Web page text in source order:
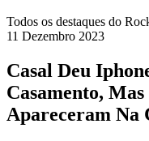
Todos os destaques do
11 Dezembro 2023
Casal Deu
Casamento,
Apareceram Na